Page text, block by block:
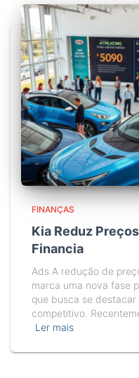
FINANÇAS
Kia Reduz
Financia
Ads A redução de
marca uma nova fase
que busca se
competitivo.
Ler mais